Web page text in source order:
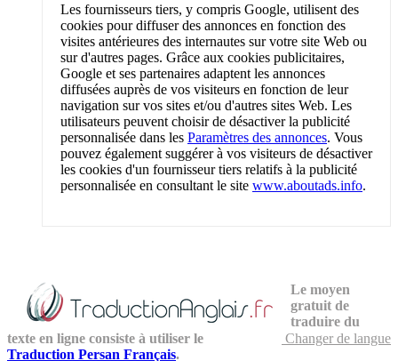
Les fournisseurs tiers, y compris Google, utilisent des
cookies pour diffuser des annonces en fonction des
visites antérieures des internautes sur votre site Web ou
sur d'autres pages. Grâce aux cookies publicitaires,
Google et ses partenaires adaptent les annonces
diffusées auprès de vos visiteurs en fonction de leur
navigation sur vos sites et/ou d'autres sites Web. Les
utilisateurs peuvent choisir de désactiver la publicité
personnalisée dans les Paramètres des annonces. Vous
pouvez également suggérer à vos visiteurs de désactiver
les cookies d'un fournisseur tiers relatifs à la publicité
personnalisée en consultant le site www.aboutads.info.
Changer de langue
Le moyen
gratuit de
traduire du
texte en ligne consiste à utiliser le
Traduction Persan Français.